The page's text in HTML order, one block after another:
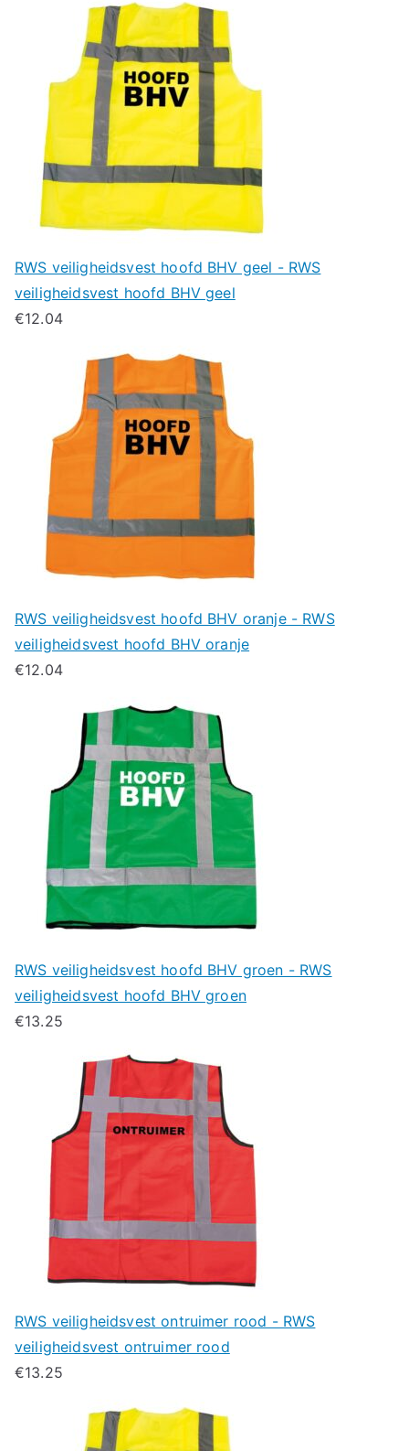
RWS veiligheidsvest hoofd BHV geel - RWS
veiligheidsvest hoofd BHV geel
€12.04
RWS veiligheidsvest hoofd BHV oranje - RWS
veiligheidsvest hoofd BHV oranje
€12.04
RWS veiligheidsvest hoofd BHV groen - RWS
veiligheidsvest hoofd BHV groen
€13.25
RWS veiligheidsvest ontruimer rood - RWS
veiligheidsvest ontruimer rood
€13.25